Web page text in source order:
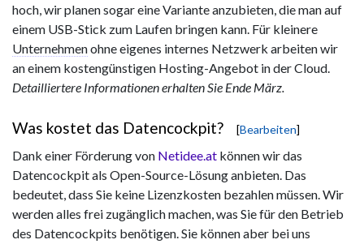
hoch, wir planen sogar eine Variante anzubieten, die man auf
einem USB-Stick zum Laufen bringen kann. Für kleinere
Unternehmenohne eigenes internes Netzwerk arbeiten wir
an einem kostengünstigen Hosting-Angebot in der Cloud.
Detailliertere Informationen erhalten Sie Ende März.
Was kostet das Datencockpit? [Bearbeiten]
Dank einer Förderung von Netidee.at können wir das
Datencockpit als Open-Source-Lösung anbieten. Das
bedeutet, dass Sie keine Lizenzkosten bezahlen müssen. Wir
werden alles frei zugänglich machen, was Sie für den Betrieb
des Datencockpits benötigen. Sie können aber bei uns